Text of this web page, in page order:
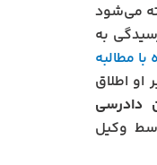
می‌شود
به
مطالبه
او اطلاق
دادرسی
وکیل